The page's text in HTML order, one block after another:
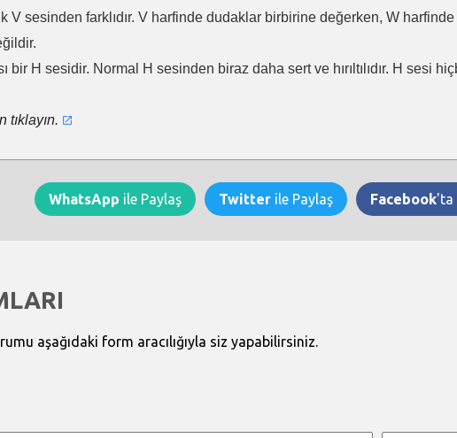
V sesinden farklıdır. V harfinde dudaklar birbirine değerken, W
bir H sesidir. Normal H sesinden biraz daha sert ve hırıltılıdır. H sesi
tıklayın.
WhatsApp ile Paylaş Twitterile Paylaş Facebook'ta
aşağıdaki form aracılığıyla siz yapabilirsiniz.